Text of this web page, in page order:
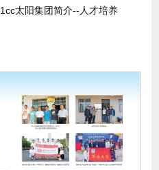
太阳集团简介--人才培养